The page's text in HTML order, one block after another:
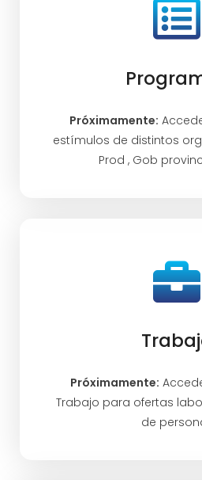
Próximamente:
estímulos de distintos
Prod , Gob
Próximamente:
Trabajo para ofertas
de